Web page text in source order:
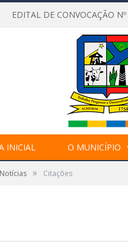
EDITAL DE CONVOCAÇÃO
INICIAL O MUNICÍPIO
Notícias » Citações